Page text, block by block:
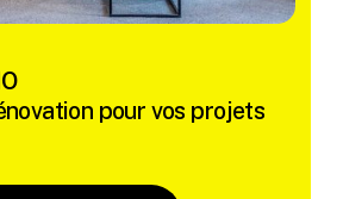
pour vos projets